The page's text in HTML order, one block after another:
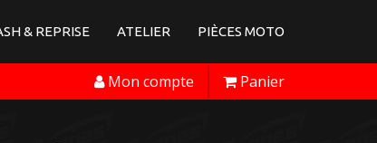
& REPRISE ATELIER PIÈCES MOTO
Panier
Mon compte